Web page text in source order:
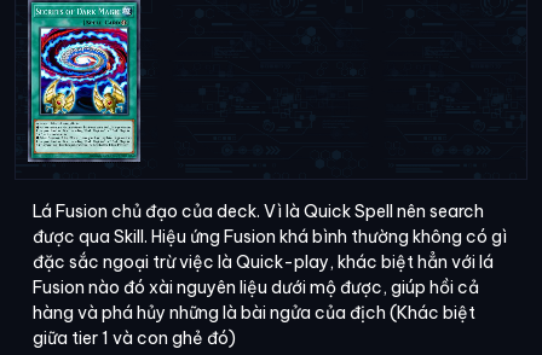
Lá Fusion chủ đạo của deck. Vì là Quick Spell nên search
được qua Skill. Hiệu ứng Fusion khá bình thường không có gì
đặc sắc ngoại trừ việc là Quick-play, khác biệt hẳn với lá
Fusion nào đó xài nguyên liệu dưới mộ được, giúp hồi cả
hàng và phá hủy những là bài ngửa của địch (Khác biệt
giữa tier 1 và con ghẻ đó)